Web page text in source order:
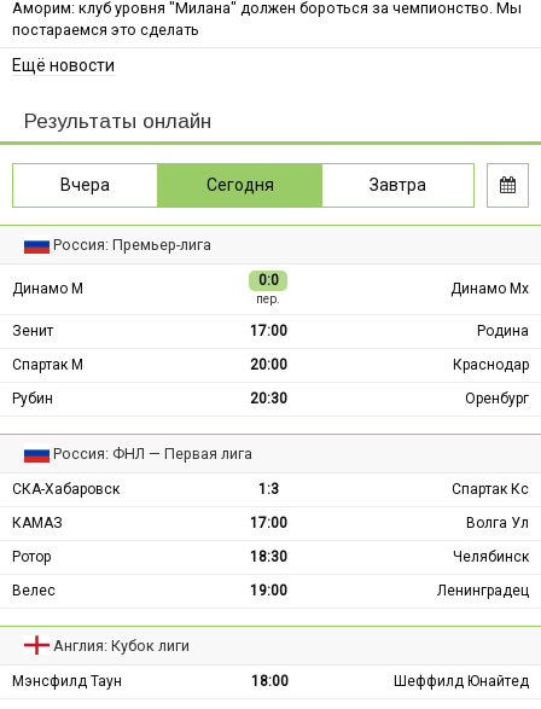
Аморим: клуб уровня "Милана" должен бороться за чемпионство. Мы
постараемся это сделать
Ещё новости
Результаты онлайн
Вчера Сегодня Завтра
Россия: Премьер-лига
Динамо М 0:0
пер.
Динамо Мх
Зенит 17:00
Родина
Спартак М
20:00
Краснодар
Рубин
20:30 Оренбург
Россия: ФНЛ — Первая лига
СКА-Хабаровск 1:3
Спартак Кс
КАМАЗ
17:00
Волга Ул
Ротор
18:30
Челябинск
Велес
19:00 Ленинградец
Англия: Кубок лиги
Мэнсфилд Таун 18:00 Шеффилд Юнайтед